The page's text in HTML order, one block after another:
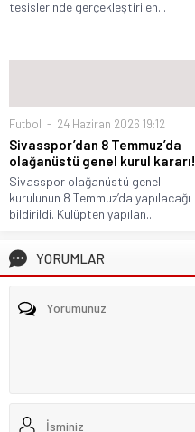
tesislerinde gerçekleştirilen...
Futbol 24 Haziran 2026 19:12
Sivasspor’dan 8 Temmuz’da
olağanüstü genel kurul kararı!
Sivasspor olağanüstü genel
kurulunun 8 Temmuz’da yapılacağı
bildirildi. Kulüpten yapılan...
YORUMLAR